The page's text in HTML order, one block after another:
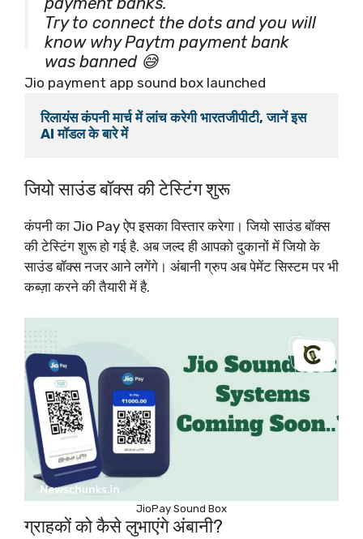
Try to connect the dots and you will
know why Paytm payment bank
was banned 😅
If you recall, something similar
sector during Jio launch. So
compared to that, Paytm…
— sahil bhadviya (@sahilbhadviya)
March 9, 2024
Jio payment app sound box launched
रिलायंस कंपनी मार्च में लांच करेगी भारतजीपीटी, जानें इस
जियो साउंड बॉक्स की टेस्टिंग शुरू
कंपनी का Jio Pay ऐप इसका विस्तार करेगा। जियो साउंड बॉक्स
की टेस्टिंग शुरू हो गई है. अब जल्द ही आपको दुकानों में जियो के
साउंड बॉक्स नजर आने लगेंगे। अंबानी ग्रुप अब पेमेंट सिस्टम पर भी
कब्ज़ा करने की तैयारी में है.
JioPay Sound Box
ग्राहकों को कैसे लुभाएंगे अंबानी?